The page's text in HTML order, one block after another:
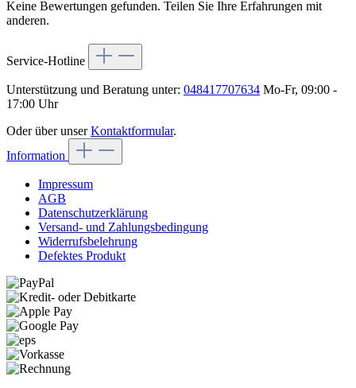
Keine Bewertungen gefunden. Teilen Sie Ihre Erfahrungen mit
anderen.
Service-Hotline
Unterstützung und Beratung unter: 048417707634 Mo-Fr, 09:00 -
17:00 Uhr
Oder über unserKontaktformular.
Information
Impressum
AGB
Datenschutzerklärung
Versand- und Zahlungsbedingung
Widerrufsbelehrung
Defektes Produkt